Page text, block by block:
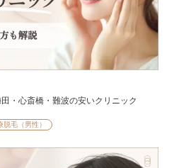
・心斎橋・難波の安いクリニック
脱毛（男性）